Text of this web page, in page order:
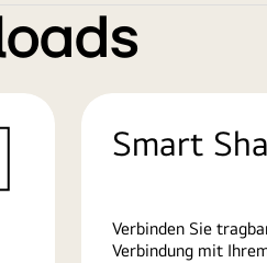
Smart
Verbinden Sie
Verbindung mit